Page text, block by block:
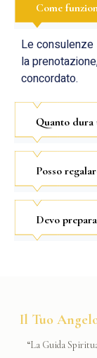
Come
Le
la
concordato.
Quanto dura
Posso
Devo
Il Tuo
“La Guida